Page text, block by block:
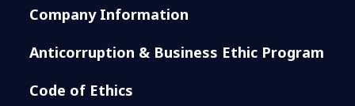
Company Information
Anticorruption & Business Ethic Program
Code of Ethics